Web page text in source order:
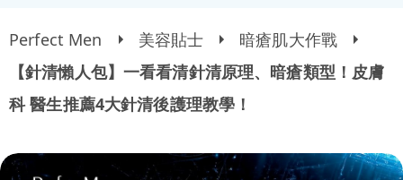
Perfect Men 美容貼士
暗瘡肌大作戰
【針清懶人包】一看看清針清原理、暗瘡類型！皮膚
科 醫生推薦4大針清後護理教學！